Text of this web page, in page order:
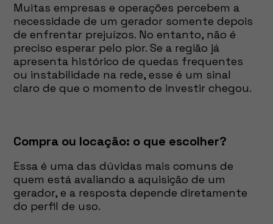
Muitas empresas e operações percebem a
necessidade de um gerador somente depois
de enfrentar prejuízos. No entanto, não é
preciso esperar pelo pior. Se a região já
apresenta histórico de quedas frequentes
ou instabilidade na rede, esse é um sinal
claro de que o momento de investir chegou.
Compra ou locação: o que escolher?
Essa é uma das dúvidas mais comuns de
quem está avaliando a aquisição de um
gerador, e a resposta depende diretamente
do perfil de uso.